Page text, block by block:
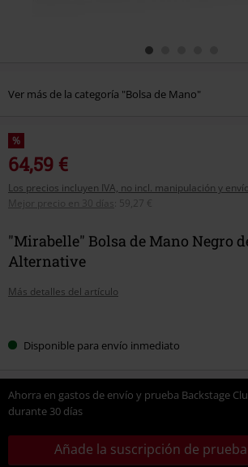
Ver más de la categoría "Bolsa de Mano"
%
64,59 €
Los precios incluyen IVA, no incl. manipulación y envío
Mejor precio en 30 días
59,27 €
"Mirabelle" Bolsa de Mano Negro
Alternative
Más detalles del artículo
tu Disponible para envío inmediato
Ahorra en gastos de envío y prueba Backstage
durante 30 días
Añade la suscripción de